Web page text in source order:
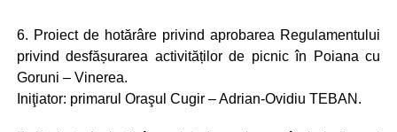
6. Proiect de hotărâre privind aprobarea Regulamentului
privind desfășurarea activităților de picnic în Poiana cu
Goruni – Vinerea.
Iniţiator: primarul Oraşul Cugir – Adrian-Ovidiu TEBAN.